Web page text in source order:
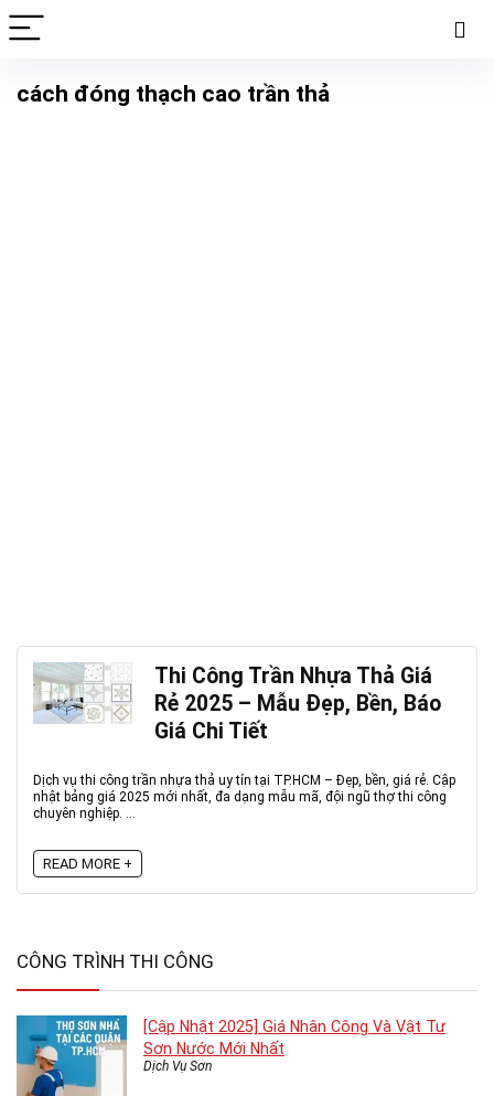
cách đóng thạch cao trần thả
Thi Công Trần Nhựa Thả Giá
Rẻ 2025 – Mẫu Đẹp, Bền, Báo
Giá Chi Tiết
Dịch vụ thi công trần nhựa thả uy tín tại TP.HCM – Đẹp, bền, giá rẻ. Cập
nhật bảng giá 2025 mới nhất, đa dạng mẫu mã, đội ngũ thợ thi công
chuyên nghiệp. ...
READ MORE +
CÔNG TRÌNH THI CÔNG
[Cập Nhật 2025] Giá Nhân Công Và Vật Tư
Sơn Nước Mới Nhất
Dịch Vụ Sơn